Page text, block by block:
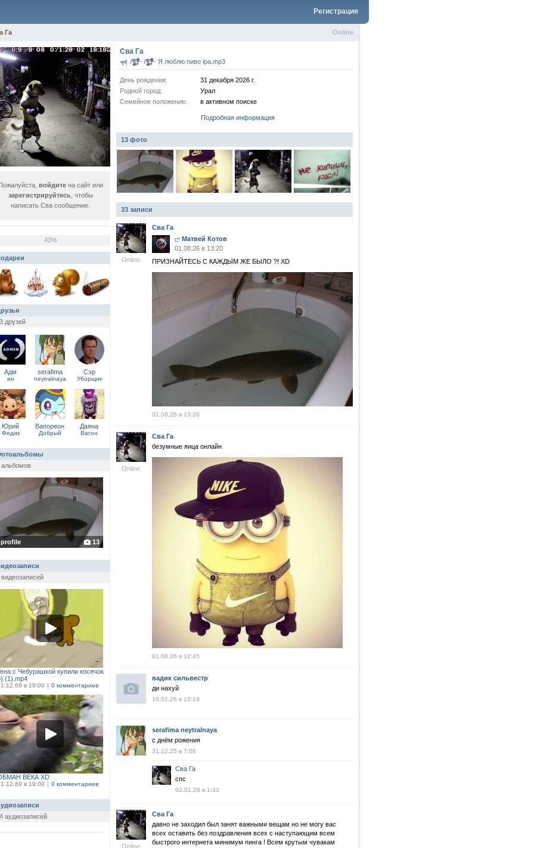
Регистрация
Online
Га
войдитена сайт или
зарегистрируйтесь, чтобы
написать Сва сообщение.
43%
друзей
Адм
ин
serafima
neytralnaya
Сэр
Уборщик
Юрий
Федик
Вапореон
Добрый
Даяна
Вагон
альбомов
profile 13
с Чебурашкой купили косячок
(1).mp4
в 19:00 | 0 комментариев
ВЕКА XD
в 19:00 | 0 комментариев
аудиозаписей
Сва Га
Λ̡̘̬̱͖̬̫̥̻̱̺̜͉͔̦̥̰̑ͯ̑ͥ̋ͭ͐̔͢͜Δ̄ͩ͋̓̈́͗͗̑ͥͩͧ̐͋ - Λ̡̘̬̱͖̬̫̥̻̱̺̜͉͔̦̥̰̑ͯ̑ͥ̋ͭ͐̔͢͜Δ̄ͩ͋̓̈́͗͗̑ͥͩͧ̐͋ - Я люблю пиво ipa.mp3
День рождения:
31 декабря 2026 г.
Родной город:
Урал
Семейное положение:
в активном поиске
Подробная информация
13 фото
33 записи
Online
Сва Га
Матвей Котов
01.08.26 в 13:20
ПРИЗНАЙТЕСЬ С КАЖДЫМ ЖЕ БЫЛО ?! XD
01.08.26 в 13:20
Online
Сва Га
безумные яица онлайн
01.08.26 в 12:45
вадик сильвестр
ди нахуй
16.01.26 в 13:19
serafima neytralnaya
с днём рожения
31.12.25 в 7:08
Сва Га
спс
02.01.26 в 1:33
Online
Сва Га
давно не заходил был занят важными вещам но не могу вас
всех оставить без поздравления всех с наступающим всем
быстрого интернета минимум пинга ! Всем крутым чувакам